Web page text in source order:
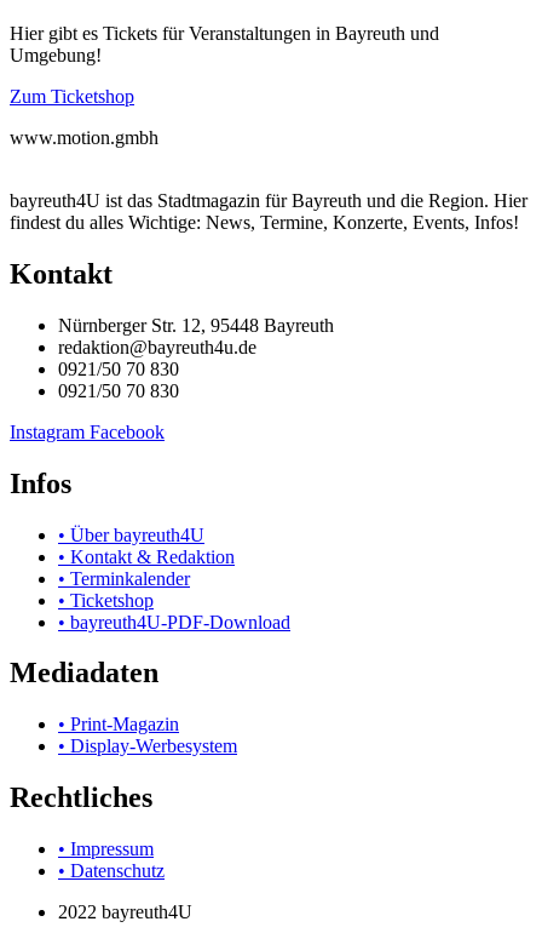
Hier gibt es Tickets für Veranstaltungen in Bayreuth und
Umgebung!
Zum Ticketshop
www.motion.gmbh
bayreuth4U ist das Stadtmagazin für Bayreuth und die Region. Hier
findest du alles Wichtige: News, Termine, Konzerte, Events, Infos!
Kontakt
Nürnberger Str. 12, 95448 Bayreuth
redaktion@bayreuth4u.de
0921/50 70 830
0921/50 70 830
Instagram Facebook
Infos
• Über bayreuth4U
• Kontakt & Redaktion
• Terminkalender
• Ticketshop
• bayreuth4U-PDF-Download
Mediadaten
• Print-Magazin
• Display-Werbesystem
Rechtliches
• Impressum
• Datenschutz
2022 bayreuth4U